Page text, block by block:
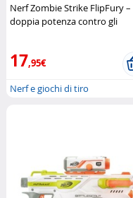
Nerf Zombie Strike FlipFury –
doppia potenza contro gli
17,95€
Nerf e giochi di tiro